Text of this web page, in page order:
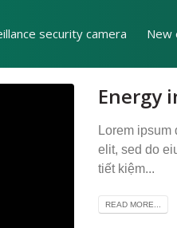
security camera New
Energy
Lorem ipsum
elit, sed do
tiết kiệm...
READ MORE...